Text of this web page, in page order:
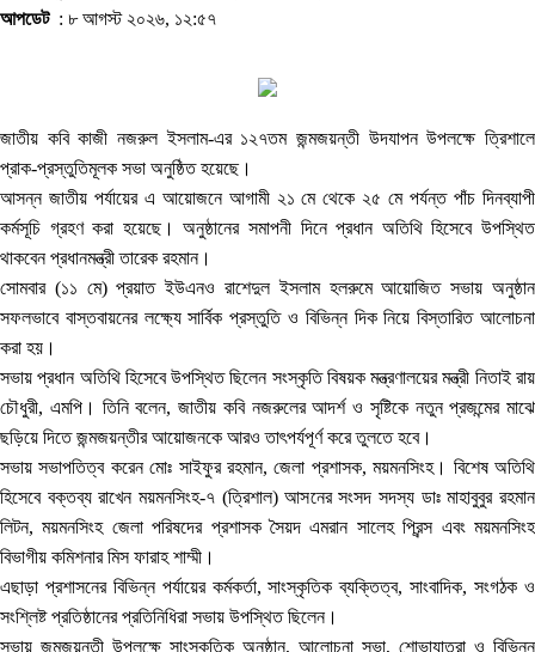
আপডেট: ৮ আগস্ট ২০২৬, ১২:৫৭
জাতীয় কবি কাজী নজরুল ইসলাম-এর ১২৭তম জন্মজয়ন্তী উদযাপন উপলক্ষে ত্রিশালে
প্রাক-প্রস্তুতিমূলক সভা অনুষ্ঠিত হয়েছে।
আসন্ন জাতীয় পর্যায়ের এ আয়োজনে আগামী ২১ মে থেকে ২৫ মে পর্যন্ত পাঁচ দিনব্যাপী
কর্মসূচি গ্রহণ করা হয়েছে। অনুষ্ঠানের সমাপনী দিনে প্রধান অতিথি হিসেবে উপস্থিত
থাকবেন প্রধানমন্ত্রী তারেক রহমান।
সোমবার (১১ মে) প্রয়াত ইউএনও রাশেদুল ইসলাম হলরুমে আয়োজিত সভায় অনুষ্ঠান
সফলভাবে বাস্তবায়নের লক্ষ্যে সার্বিক প্রস্তুতি ও বিভিন্ন দিক নিয়ে বিস্তারিত আলোচনা
করা হয়।
সভায় প্রধান অতিথি হিসেবে উপস্থিত ছিলেন সংস্কৃতি বিষয়ক মন্ত্রণালয়ের মন্ত্রী নিতাই রায়
চৌধুরী, এমপি। তিনি বলেন, জাতীয় কবি নজরুলের আদর্শ ও সৃষ্টিকে নতুন প্রজন্মের মাঝে
ছড়িয়ে দিতে জন্মজয়ন্তীর আয়োজনকে আরও তাৎপর্যপূর্ণ করে তুলতে হবে।
সভায় সভাপতিত্ব করেন মোঃ সাইফুর রহমান, জেলা প্রশাসক, ময়মনসিংহ। বিশেষ অতিথি
হিসেবে বক্তব্য রাখেন ময়মনসিংহ-৭ (ত্রিশাল) আসনের সংসদ সদস্য ডাঃ মাহাবুবুর রহমান
লিটন, ময়মনসিংহ জেলা পরিষদের প্রশাসক সৈয়দ এমরান সালেহ প্রিন্স এবং ময়মনসিংহ
বিভাগীয় কমিশনার মিস ফারাহ শাম্মী।
এছাড়া প্রশাসনের বিভিন্ন পর্যায়ের কর্মকর্তা, সাংস্কৃতিক ব্যক্তিত্ব, সাংবাদিক, সংগঠক ও
সংশ্লিষ্ট প্রতিষ্ঠানের প্রতিনিধিরা সভায় উপস্থিত ছিলেন।
সভায় জন্মজয়ন্তী উপলক্ষে সাংস্কৃতিক অনুষ্ঠান, আলোচনা সভা, শোভাযাত্রা ও বিভিন্ন